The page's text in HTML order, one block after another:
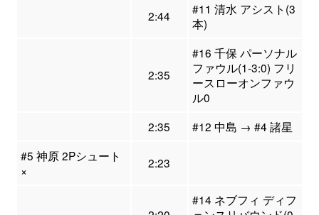
2:44
#11 清水 アシスト(3
本)
2:35
#16 千保 パーソナル
ファウル(1-3:0) フリ
ースローオンファウ
ル0
2:35
#12 中島 → #4 諸星
#5 神原 2Pシュート
×
2:23
#14 ネブフィ ディフ